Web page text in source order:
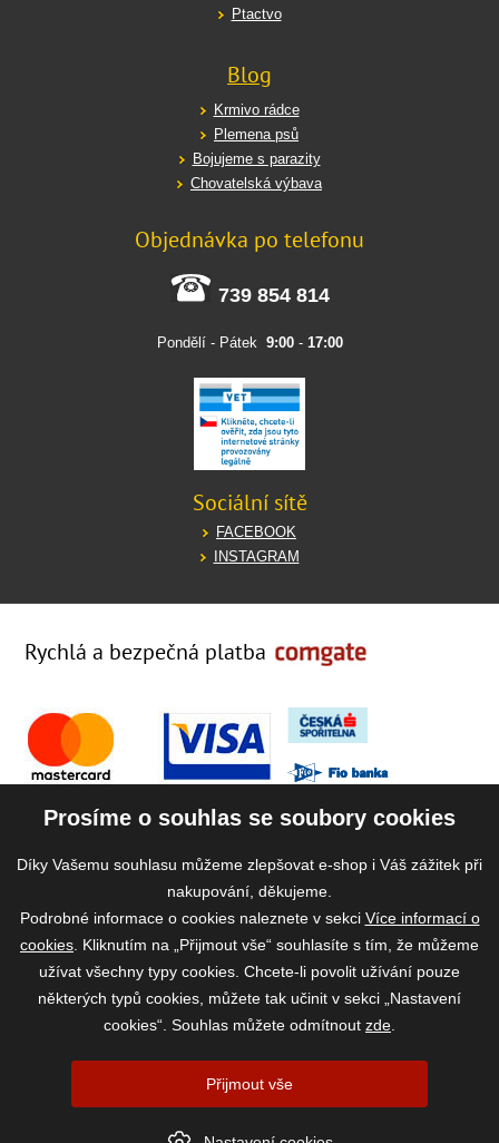
Ptactvo
Blog
Krmivo rádce
Plemena psů
Bojujeme s parazity
Chovatelská výbava
Objednávka po telefonu
739 854 814
Pondělí - Pátek 9:00- 17:00
Sociální sítě
FACEBOOK
INSTAGRAM
Rychlá a bezpečná platba
2026 ©www.vase-krmivo.cz- Tomáš Kroupa e-shop, Kanice 307, 664 01
Brno-venkov, IČ: 75785439
Prosíme o souhlas se soubory cookies
Díky Vašemu souhlasu můžeme zlepšovat e-shop i Váš zážitek při
nakupování, děkujeme.
Podrobné informace o cookies naleznete v sekci Více informací o
cookies . Kliknutím na „Přijmout vše“ souhlasíte s tím, že můžeme
užívat všechny typy cookies. Chcete-li povolit užívání pouze
některých typů cookies, můžete tak učinit v sekci „Nastavení
cookies“. Souhlas můžete odmítnout zde
Přijmout vše